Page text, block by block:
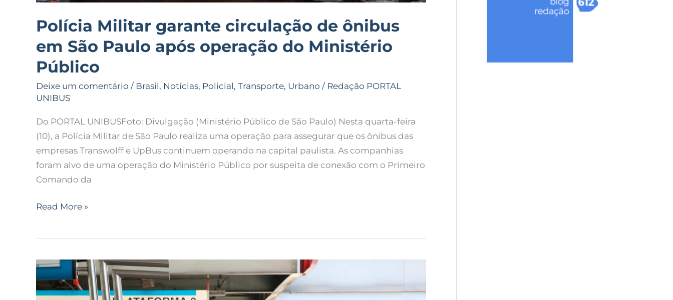
Polícia Militar garante circulação de ônibus
em São Paulo após operação do Ministério
Público
Deixe um comentário / Brasil, Notícias, Policial, Transporte, Urbano / Redação PORTAL
UNIBUS
Do PORTAL UNIBUSFoto: Divulgação (Ministério Público de São Paulo) Nesta quarta-feira
(10), a Polícia Militar de São Paulo realiza uma operação para assegurar que os ônibus das
empresas Transwolff e UpBus continuem operando na capital paulista. As companhias
foram alvo de uma operação do Ministério Público por suspeita de conexão com o Primeiro
Comando da
Read More »
Operação
do
Ministério